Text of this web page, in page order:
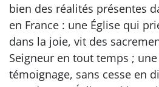
bien des réalités présentes
en France : une Église qui
dans la joie, vit des
Seigneur en tout temps ;
témoignage, sans cesse en